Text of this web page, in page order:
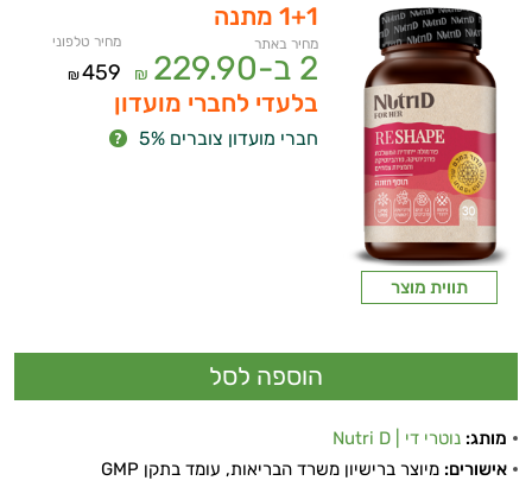
תווית מוצר
1+1 מתנה
מחיר באתר
2 ב- 229.90
₪
מחיר טלפוני
459
₪
בלעדי לחברי מועדון
חברי מועדון צוברים 5%
מותג: נוטרי די | Nutri D
אישורים: מיוצר ברישיון משרד הבריאות, עומד בתקן GMP